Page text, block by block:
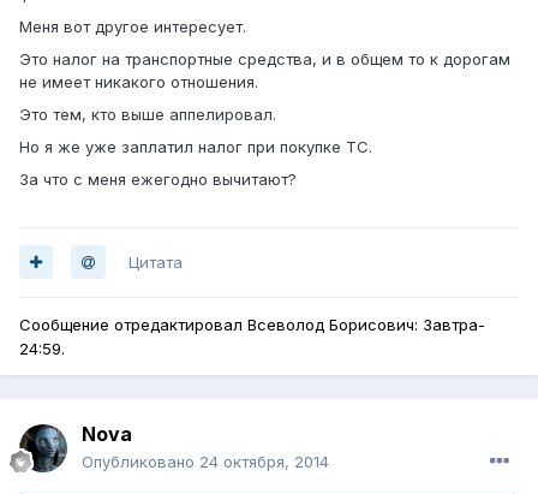
Меня вот другое интересует.
Это налог на транспортные средства, и в общем то к дорогам
не имеет никакого отношения.
Это тем, кто выше аппелировал.
Но я же уже заплатил налог при покупке ТС.
За что с меня ежегодно вычитают?
Цитата
Сообщение отредактировал Всеволод Борисович: Завтра-
24:59.
Nova
Опубликовано 24 октября, 2014